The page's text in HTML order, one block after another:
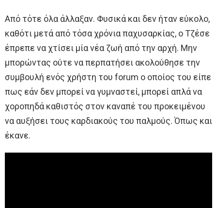
Από τότε όλα άλλαξαν. Φυσικά και δεν ήταν εύκολο,
καθότι μετά από τόσα χρόνια παχυσαρκίας, ο Τζέσε
έπρεπε να χτίσει μία νέα ζωή από την αρχή. Μην
μπορώντας ούτε να περπατήσει ακολούθησε την
συμβουλή ενός χρήστη του forum ο οποίος του είπε
πως εάν δεν μπορεί να γυμναστεί, μπορεί απλά να
χοροπηδά καθιστός στον καναπέ του προκειμένου
να αυξήσει τους καρδιακούς του παλμούς. Όπως και
έκανε.